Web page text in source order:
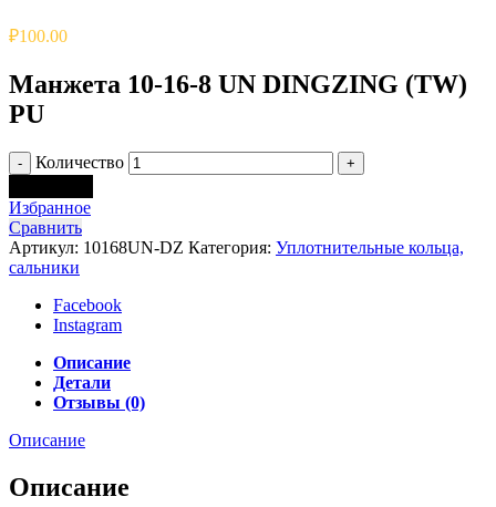
₽100.00
Манжета 10-16-8 UN DINGZING (TW)
PU
Количество
Избранное
Сравнить
Артикул: 10168UN-DZ Категория: Уплотнительные кольца,
сальники
Facebook
Instagram
Описание
Детали
Отзывы (0)
Описание
Описание